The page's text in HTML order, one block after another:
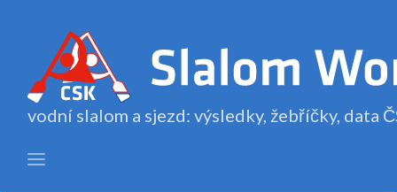
vodní slalom a sjezd: výsledky, žebříčky, data